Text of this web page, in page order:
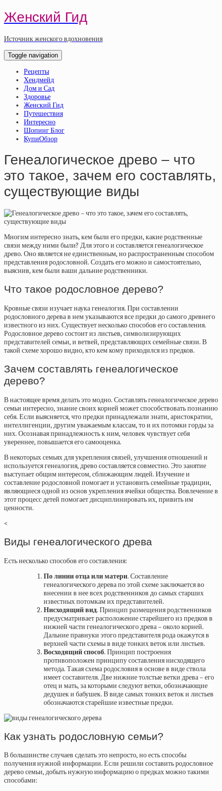
Женский Гид
Источник женского вдохновения
Toggle navigation
Рецепты
Хендмейд
Дом и Сад
Здоровье
Женский Гид
Путешествия
Интересно
Шопинг Блог
КупиОбзор
Генеалогическое древо – что
это такое, зачем его составлять,
существующие виды
Многим интересно знать, кем были его предки, какие родственные
связи между ними были? Для этого и составляется генеалогическое
древо. Оно является не единственным, но распространенным способом
представления родословной. Создать его можно и самостоятельно,
выяснив, кем были ваши дальние родственники.
Что такое родословное дерево?
Кровные связи изучает наука генеалогия. При составлении
родословного дерева в нем указываются все предки до самого древнего
известного из них. Существует несколько способов его составления.
Родословное дерево состоит из листьев, символизирующих
представителей семьи, и ветвей, представляющих семейные связи. В
такой схеме хорошо видно, кто кем кому приходился из предков.
Зачем составлять генеалогическое
дерево?
В настоящее время делать это модно. Составлять генеалогическое дерево
семьи интересно, знание своих корней может способствовать познанию
себя. Если выясняется, что предки принадлежали знати, аристократии,
интеллигенции, другим уважаемым классам, то и их потомки горды за
них. Осознавая принадлежность к ним, человек чувствует себя
увереннее, повышается его самооценка.
В некоторых семьях для укрепления связей, улучшения отношений и
используется генеалогия, древо составляется совместно. Это занятие
выступает общим интересом, сближающим людей. Изучение и
составление родословной помогает и установить семейные традиции,
являющиеся одной из основ укрепления ячейки общества. Вовлечение в
этот процесс детей помогает дисциплинировать их, привить им
ценности.
<
Виды генеалогического древа
Есть несколько способов его составления:
По линии отца или матери. Составление
генеалогического дерева по этой схеме заключается во
внесении в нее всех родственников до самых старших
известных потомкам их представителей.
Нисходящий вид. Принцип размещения родственников
предусматривает расположение старейшего из предков в
нижней части генеалогического древа – около корней.
Дальние правнуки этого представителя рода окажутся в
верхней части схемы в виде тонких веток или листьев.
Восходящий способ. Принцип построения
противоположен принципу составления нисходящего
метода. Такая схема родословия в основе в виде ствола
имеет составителя. Две нижние толстые ветки древа – его
отец и мать, за которыми следуют ветки, обозначающие
дедушек и бабушек. В виде самых тонких веток и листьев
обозначаются старейшие известные предки.
Как узнать родословную семьи?
В большинстве случаев сделать это непросто, но есть способы
получения нужной информации. Если решили составить родословное
дерево семьи, добыть нужную информацию о предках можно такими
способами: